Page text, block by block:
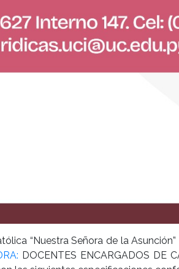
“Nuestra Señora de la
DOCENTES ENCARGADOS DE